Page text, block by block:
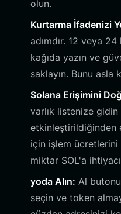
olun.
Kurtarma İfadenizi
adımdır. 12 veya
kağıda yazın ve
saklayın. Bunu asla
Solana Erişimini
varlık listenize gidin
etkinleştirildiğinden
için işlem ücretlerini
miktar SOL'a
yoda Alın: Al
seçin ve token